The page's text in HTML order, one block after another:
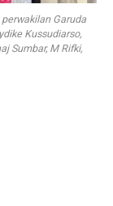
Garuda
Kussudiarso,
Sumbar, M Rifki,